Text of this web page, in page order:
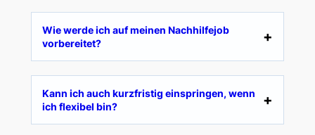
Wie werde ich auf meinen Nachhilfejob
vorbereitet?
Kann ich auch kurzfristig einspringen, wenn
ich flexibel bin?